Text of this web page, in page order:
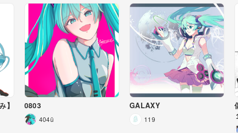
】 0803
404ü
GALAXY
119